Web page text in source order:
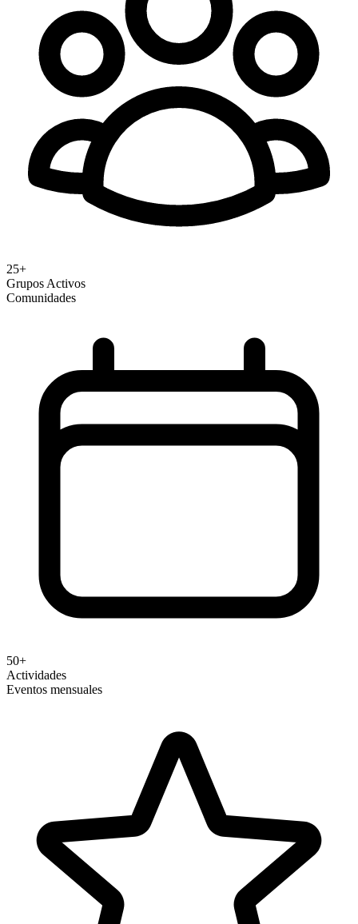
25+
Grupos Activos
Comunidades
50+
Actividades
Eventos mensuales